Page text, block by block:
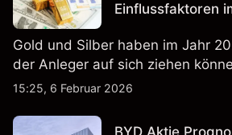
Einflussfaktoren
Gold und Silber haben im Jahr
der Anleger auf sich ziehen
15:25, 6 Februar 2026
BYD Aktie